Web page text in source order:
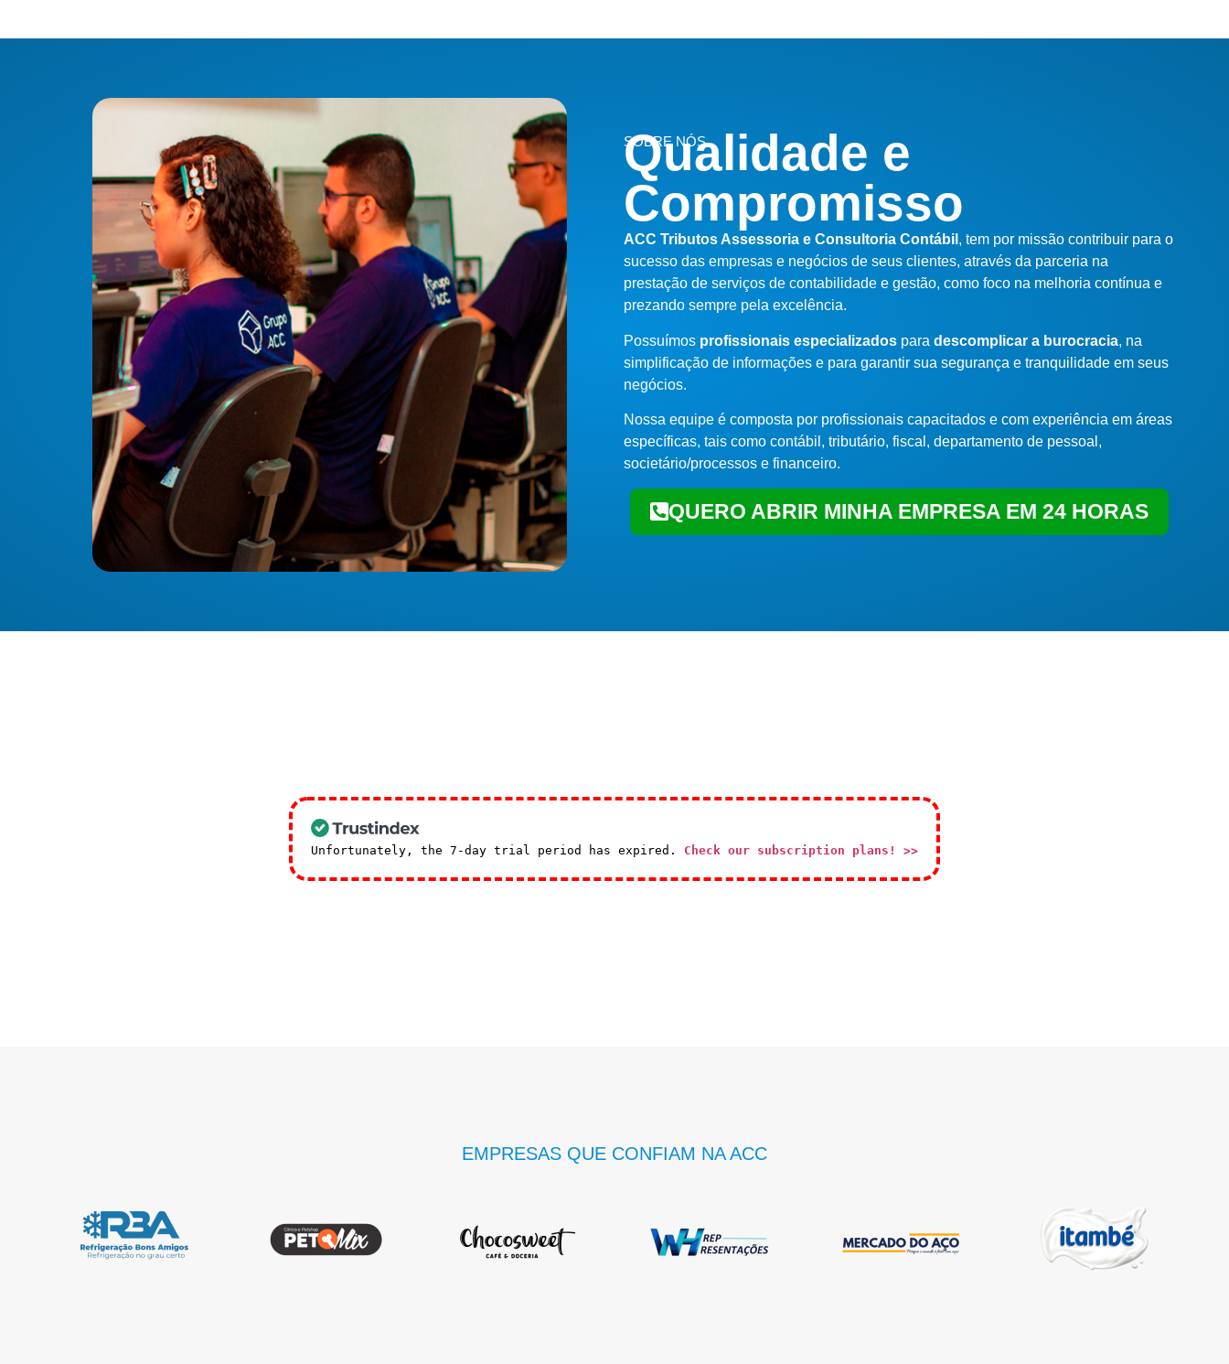
SOBRE NÓS
Qualidade e
Compromisso
ACC Tributos Assessoria e Consultoria Contábil , tem por missão contribuir para o
sucesso das empresas e negócios de seus clientes, através da parceria na
prestação de serviços de contabilidade e gestão, como foco na melhoria contínua e
prezando sempre pela excelência.
Possuímos profissionais especializados para descomplicar a burocracia, na
simplificação de informações e para garantir sua segurança e tranquilidade em seus
negócios.
Nossa equipe é composta por profissionais capacitados e com experiência em áreas
específicas, tais como contábil, tributário, fiscal, departamento de pessoal,
societário/processos e financeiro.
QUERO ABRIR MINHA EMPRESA EM 24 HORAS
Unfortunately, the 7-day trial period has expired. Check our subscription plans! >>
EMPRESAS QUE CONFIAM NA ACC